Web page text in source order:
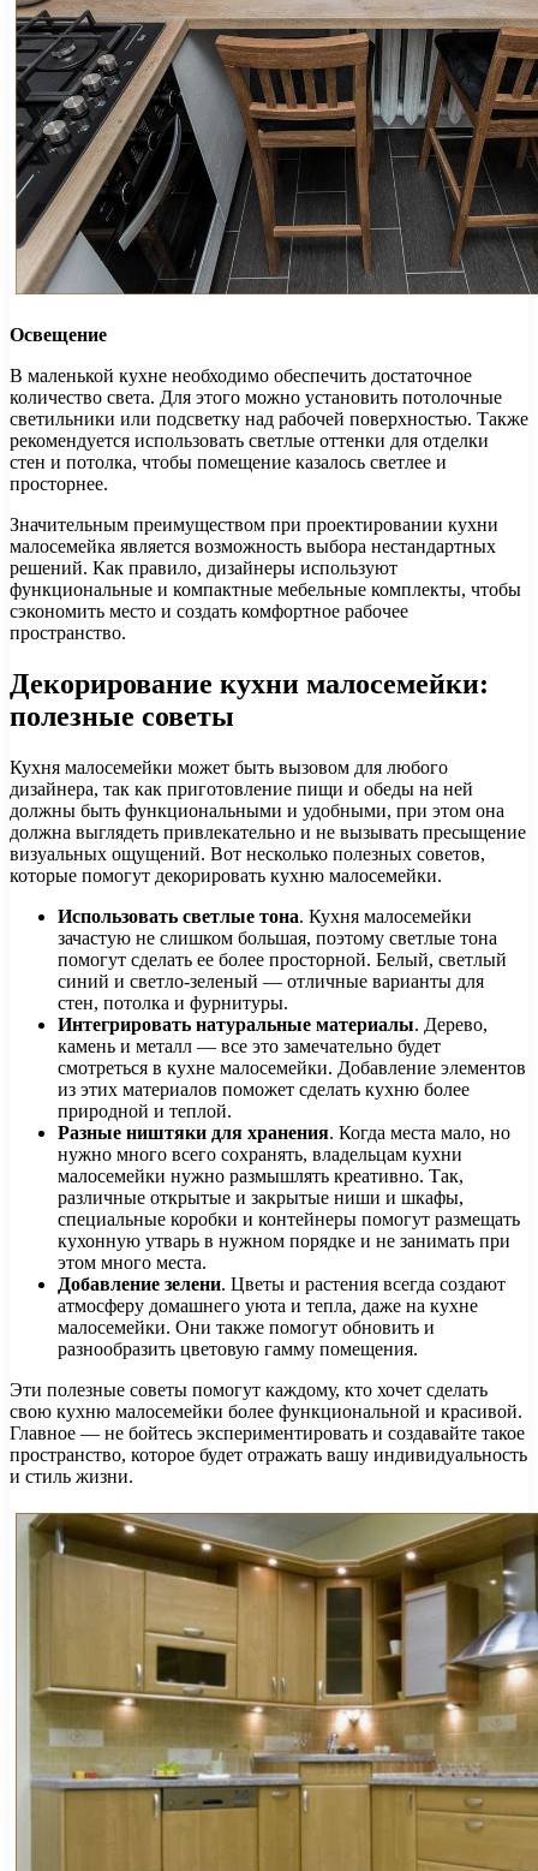
Освещение
В маленькой кухне необходимо обеспечить достаточное
количество света. Для этого можно установить потолочные
светильники или подсветку над рабочей поверхностью. Также
рекомендуется использовать светлые оттенки для отделки
стен и потолка, чтобы помещение казалось светлее и
просторнее.
Значительным преимуществом при проектировании кухни
малосемейка является возможность выбора нестандартных
решений. Как правило, дизайнеры используют
функциональные и компактные мебельные комплекты, чтобы
сэкономить место и создать комфортное рабочее
пространство.
Декорирование кухни малосемейки:
полезные советы
Кухня малосемейки может быть вызовом для любого
дизайнера, так как приготовление пищи и обеды на ней
должны быть функциональными и удобными, при этом она
должна выглядеть привлекательно и не вызывать пресыщение
визуальных ощущений. Вот несколько полезных советов,
которые помогут декорировать кухню малосемейки.
Использовать светлые тона. Кухня малосемейки
зачастую не слишком большая, поэтому светлые тона
помогут сделать ее более просторной. Белый, светлый
синий и светло-зеленый — отличные варианты для
стен, потолка и фурнитуры.
Интегрировать натуральные материалы. Дерево,
камень и металл — все это замечательно будет
смотреться в кухне малосемейки. Добавление элементов
из этих материалов поможет сделать кухню более
природной и теплой.
Разные ништяки для хранения. Когда места мало, но
нужно много всего сохранять, владельцам кухни
малосемейки нужно размышлять креативно. Так,
различные открытые и закрытые ниши и шкафы,
специальные коробки и контейнеры помогут размещать
кухонную утварь в нужном порядке и не занимать при
этом много места.
Добавление зелени. Цветы и растения всегда создают
атмосферу домашнего уюта и тепла, даже на кухне
малосемейки. Они также помогут обновить и
разнообразить цветовую гамму помещения.
Эти полезные советы помогут каждому, кто хочет сделать
свою кухню малосемейки более функциональной и красивой.
Главное — не бойтесь экспериментировать и создавайте такое
пространство, которое будет отражать вашу индивидуальность
и стиль жизни.